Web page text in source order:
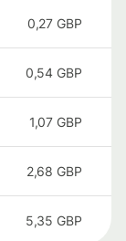
0,27 GBP
0,54 GBP
1,07 GBP
2,68 GBP
5,35 GBP